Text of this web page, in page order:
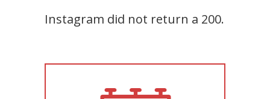
Instagram did not return a 200.